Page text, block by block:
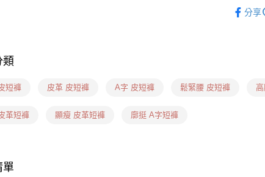
7-11(信
分享
類
短褲 皮革 皮短褲 A字 皮短褲 鬆緊腰 皮短褲
革短褲 顯瘦 皮革短褲 廓挺 A字短褲
單